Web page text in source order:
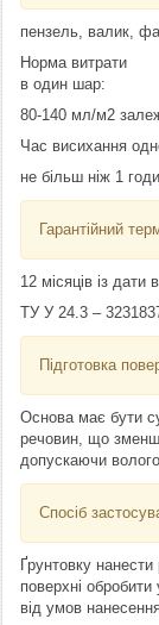
пензель, валик,
Норма витрати
в один шар:
80-140 мл/м2
Час висихання
не більш ніж 1
Гарантійний
12 місяців із дати
ТУ У 24.3 –
Підготовка
Основа має бути
речовин, що
допускаючи
Спосіб
Ґрунтовку
поверхні
від умов